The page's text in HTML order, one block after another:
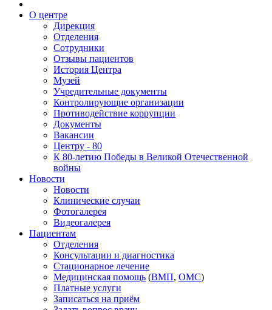
О центре
Дирекция
Отделения
Сотрудники
Отзывы пациентов
История Центра
Музей
Учредительные документы
Контролирующие организации
Противодействие коррупции
Документы
Вакансии
Центру - 80
К 80-летию Победы в Великой Отечественной
войны
Новости
Новости
Клинические случаи
Фотогалерея
Видеогалерея
Пациентам
Отделения
Консультации и диагностика
Стационарное лечение
Медицинская помощь (ВМП, ОМС)
Платные услуги
Записаться на приём